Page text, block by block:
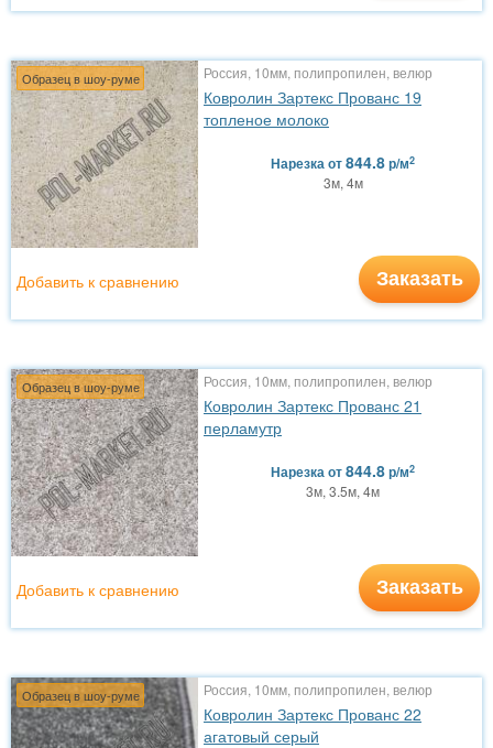
Образец в шоу-руме Россия, 10мм, полипропилен, велюр
Ковролин Зартекс Прованс 19
топленое молоко
Нарезкаот844.8р/м2
3м, 4м
Заказать
Добавить к сравнению
Образец в шоу-руме Россия, 10мм, полипропилен, велюр
Ковролин Зартекс Прованс 21
перламутр
Нарезкаот844.8р/м2
3м, 3.5м, 4м
Заказать
Добавить к сравнению
Образец в шоу-руме Россия, 10мм, полипропилен, велюр
Ковролин Зартекс Прованс 22
агатовый серый